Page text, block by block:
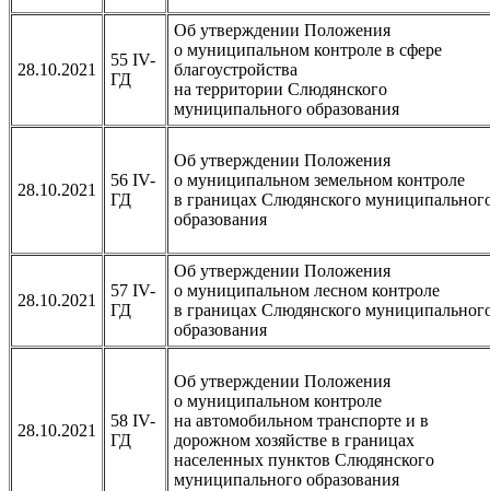
28.10.2021
55 IV-
ГД
Об утверждении Положения
о муниципальном контроле в сфере
благоустройства
на территории Слюдянского
муниципального образования
28.10.2021
56 IV-
ГД
Об утверждении Положения
о муниципальном земельном контроле
в границах Слюдянского
образования
28.10.2021
57 IV-
ГД
Об утверждении Положения
о муниципальном лесном контроле
в границах Слюдянского
образования
28.10.2021
58 IV-
ГД
Об утверждении Положения
о муниципальном контроле
на автомобильном транспорте и в
дорожном хозяйстве в границах
населенных пунктов Слюдянского
муниципального образования